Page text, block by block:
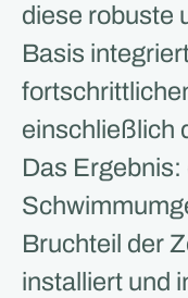
diese robuste
Basis
einschließlich
Das
Bruchteil der
installiert und